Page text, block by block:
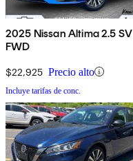
2025 Nissan Altima 2.5 SV
FWD
$22,925 Precio alto
Incluye tarifas de conc.